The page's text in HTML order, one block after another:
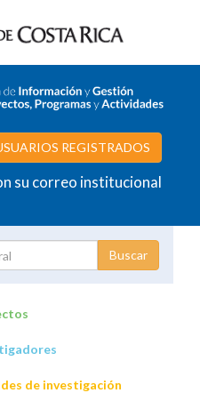
REGISTRADOS
su correo institucional
de investigación